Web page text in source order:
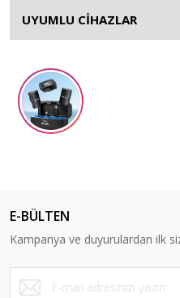
UYUMLU CİHAZLAR
E-BÜLTEN
Kampanya ve duyurulardan ilk